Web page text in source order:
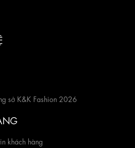
sở K&K Fashion 2026
khách hàng